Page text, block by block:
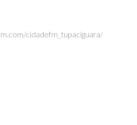
cidadefm_tupaciguara/